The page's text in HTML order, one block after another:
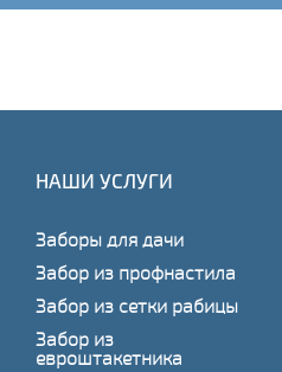
НАШИ УСЛУГИ
Заборы для дачи
Забор из профнастила
Забор из сетки рабицы
Забор из
евроштакетника